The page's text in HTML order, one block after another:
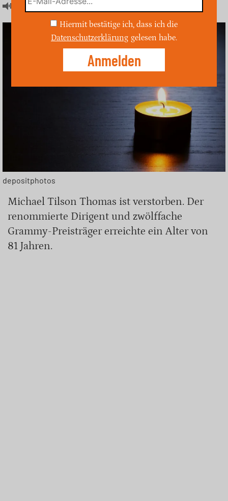
Artikel hören
depositphotos
Michael Tilson Thomas ist verstorben. Der
renommierte Dirigent und zwölffache
Grammy-Preisträger erreichte ein Alter von
81 Jahren.
Hiermit bestätige ich, dass ich die
Datenschutzerklärung gelesen habe.